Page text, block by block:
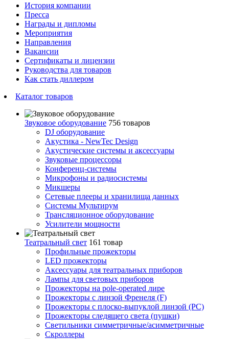
История компании
Пресса
Награды и дипломы
Мероприятия
Направления
Вакансии
Сертификаты и лицензии
Руководства для товаров
Как стать диллером
Каталог товаров
Звуковое оборудование 756 товаров
DJ оборудование
Акустика - NewTec Design
Акустические системы и аксессуары
Звуковые процессоры
Конференц-системы
Микрофоны и радиосистемы
Микшеры
Сетевые плееры и хранилища данных
Системы Мультирум
Трансляционное оборудование
Усилители мощности
Театральный свет 161 товар
Профильные прожекторы
LED прожекторы
Аксессуары для театральных приборов
Лампы для световых приборов
Прожекторы на pole-operated лире
Прожекторы с линзой Френеля (F)
Прожекторы с плоско-выпуклой линзой (PC)
Прожекторы следящего света (пушки)
Светильники симметричные/асимметричные
Скроллеры